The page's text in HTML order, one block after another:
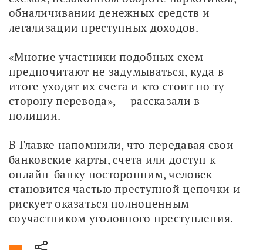
обналичивании денежных средств и
легализации преступных доходов.
«Многие участники подобных схем
предпочитают не задумываться, куда в
итоге уходят их счета и кто стоит по ту
сторону перевода», — рассказали в
полиции.
В Главке напомнили, что передавая свои
банковские карты, счета или доступ к
онлайн-банку посторонним, человек
становится частью преступной цепочки и
рискует оказаться полноценным
соучастником уголовного преступления.